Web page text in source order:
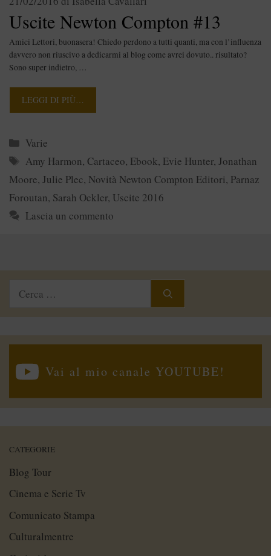
Uscite Newton Compton #13
Amici Lettori, buonasera! Chiedo perdono a tutti quanti, ma con l’influenza
davvero non riuscivo a dedicarmi al blog come avrei dovuto.. risultato?
Sono super indietro, …
LEGGI DI PIÙ…
Categorie
Varie
Tag
Amy Harmon,Cartaceo, Ebook, Evie Hunter,Jonathan
Moore, Julie Plec, Novità Newton Compton Editori, Parnaz
Foroutan, Sarah Ockler, Uscite 2016
Lascia un commento
Ricerca
Vai al mio canale YOUTUBE!
CATEGORIE
Blog Tour
Cinema e Serie Tv
Comunicato Stampa
Culturalmentre